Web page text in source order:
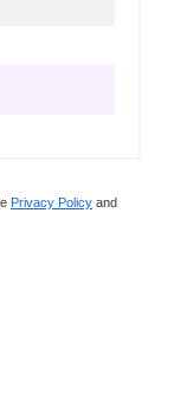
Privacy Policy and